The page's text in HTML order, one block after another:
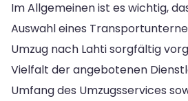
Im Allgemeinen ist es wichtig,
Auswahl eines
Umzug nach Lahti sorgfältig
Vielfalt der angebotenen
Umfang des Umzugsservices